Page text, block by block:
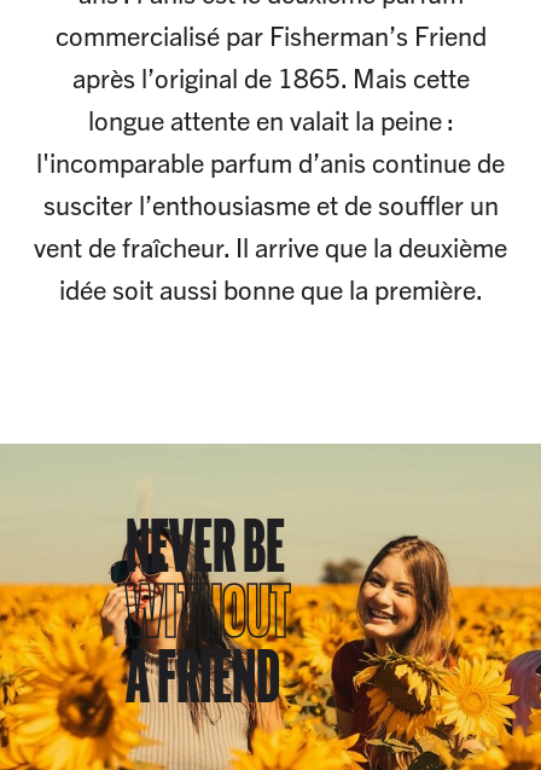
commercialisé par Fisherman’s Friend
après l’original de 1865. Mais cette
longue attente en valait la peine :
l'incomparable parfum d’anis continue de
susciter l’enthousiasme et de souffler un
vent de fraîcheur. Il arrive que la deuxième
idée soit aussi bonne que la première.
NEVER BE
WITHOUT
A FRIEND